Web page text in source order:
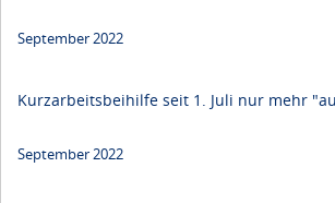
September 2022
Kurzarbeitsbeihilfe seit 1. Juli nur mehr
September 2022